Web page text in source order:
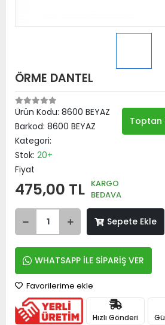
ÖRME DANTEL
Ürün Kodu: 8600 BEYAZ
Barkod: 8600 BEYAZ
Kategori:
Stok: 20+
Fiyat
475,00 TL KARGO
BEDAVA
Sepete Ekle
WHATSAPP İLE SİPARİŞ VER
Toptan
Favorilerime ekle
Hızlı Gönderi